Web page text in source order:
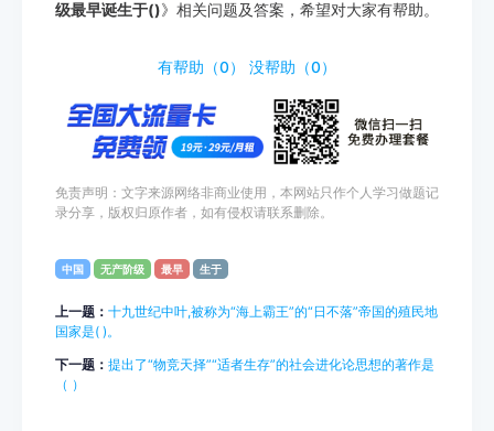
级最早诞生于()》相关问题及答案，希望对大家有帮助。
有帮助（0） 没帮助（0）
免责声明：文字来源网络非商业使用，本网站只作个人学习做题记
录分享，版权归原作者，如有侵权请联系删除。
中国 无产阶级 最早 生于
上一题： 十九世纪中叶,被称为“海上霸王”的“日不落”帝国的殖民地
国家是( )。
下一题： 提出了“物竞天择”“适者生存”的社会进化论思想的著作是
（ ）